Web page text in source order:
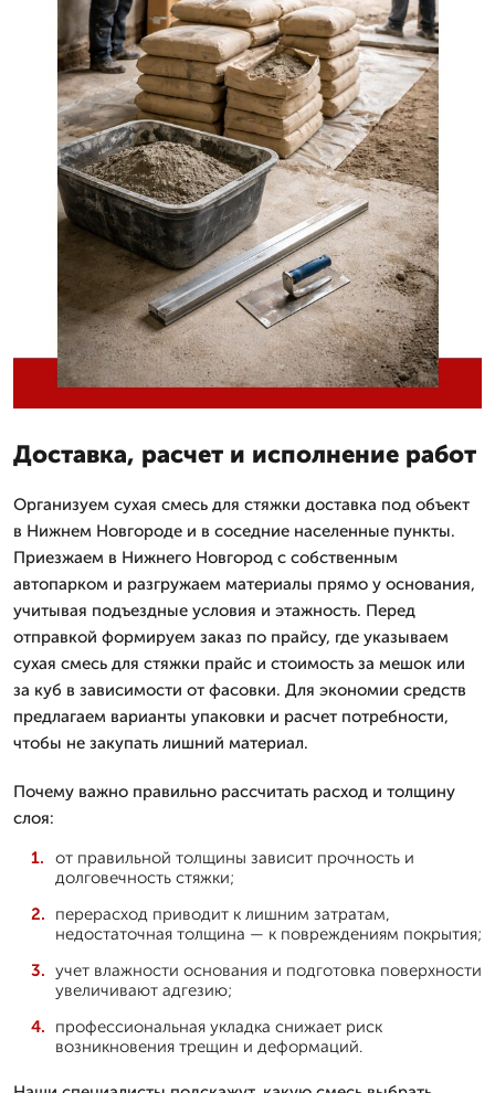
Доставка, расчет и исполнение работ
Организуем сухая смесь для стяжки доставка под объект
в Нижнем Новгороде и в соседние населенные пункты.
Приезжаем в Нижнего Новгород с собственным
автопарком и разгружаем материалы прямо у основания,
учитывая подъездные условия и этажность. Перед
отправкой формируем заказ по прайсу, где указываем
сухая смесь для стяжки прайс и стоимость за мешок или
за куб в зависимости от фасовки. Для экономии средств
предлагаем варианты упаковки и расчет потребности,
чтобы не закупать лишний материал.
Почему важно правильно рассчитать расход и толщину
слоя:
от правильной толщины зависит прочность и
долговечность стяжки;
перерасход приводит к лишним затратам,
недостаточная толщина — к повреждениям покрытия;
учет влажности основания и подготовка поверхности
увеличивают адгезию;
профессиональная укладка снижает риск
возникновения трещин и деформаций.